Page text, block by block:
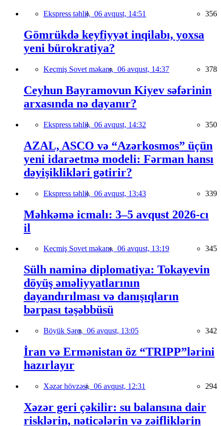
Ekspress təhlil, 06 avqust, 14:51 356
Gömrükdə keyfiyyət inqilabı, yoxsa
yeni bürokratiya?
Keçmiş Sovet məkanı, 06 avqust, 14:37 378
Ceyhun Bayramovun Kiyev səfərinin
arxasında nə dayanır?
Ekspress təhlil, 06 avqust, 14:32 350
AZAL, ASCO və “Azərkosmos” üçün
yeni idarəetmə modeli: Fərman hansı
dəyişiklikləri gətirir?
Ekspress təhlil, 06 avqust, 13:43 339
Məhkəmə icmalı: 3–5 avqust 2026-cı
il
Keçmiş Sovet məkanı, 06 avqust, 13:19 345
Sülh naminə diplomatiya: Tokayevin
döyüş əməliyyatlarının
dayandırılması və danışıqların
bərpası təşəbbüsü
Böyük Şərq, 06 avqust, 13:05 342
İran və Ermənistan öz “TRIPP”lərini
hazırlayır
Xəzər hövzəsi, 06 avqust, 12:31 294
Xəzər geri çəkilir: su balansına dair
risklərin, nəticələrin və zəifliklərin